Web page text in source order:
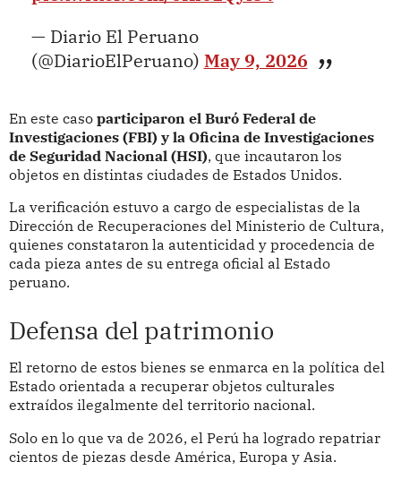
— Diario El Peruano
(@DiarioElPeruano) May 9, 2026
En este caso participaron el Buró Federal de
Investigaciones (FBI) y la Oficina de Investigaciones
de Seguridad Nacional (HSI), que incautaron los
objetos en distintas ciudades de Estados Unidos.
La verificación estuvo a cargo de especialistas de la
Dirección de Recuperaciones del Ministerio de Cultura,
quienes constataron la autenticidad y procedencia de
cada pieza antes de su entrega oficial al Estado
peruano.
Defensa del patrimonio
El retorno de estos bienes se enmarca en la política del
Estado orientada a recuperar objetos culturales
extraídos ilegalmente del territorio nacional.
Solo en lo que va de 2026, el Perú ha logrado repatriar
cientos de piezas desde América, Europa y Asia.